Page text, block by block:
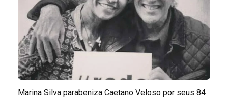
Marina Silva parabeniza Caetano Veloso por seus 84